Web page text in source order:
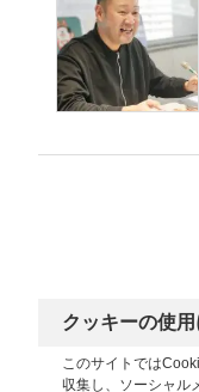
クッキーの使
このサイトでは
収集し、ソーシャル